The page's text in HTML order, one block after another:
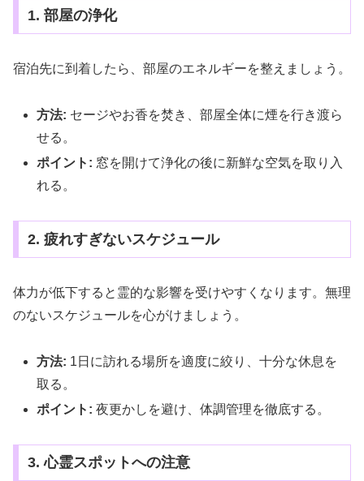
1. 部屋の浄化
宿泊先に到着したら、部屋のエネルギーを整えましょう。
方法: セージやお香を焚き、部屋全体に煙を行き渡ら
せる。
ポイント: 窓を開けて浄化の後に新鮮な空気を取り入
れる。
2. 疲れすぎないスケジュール
体力が低下すると霊的な影響を受けやすくなります。無理
のないスケジュールを心がけましょう。
方法: 1日に訪れる場所を適度に絞り、十分な休息を
取る。
ポイント: 夜更かしを避け、体調管理を徹底する。
3. 心霊スポットへの注意